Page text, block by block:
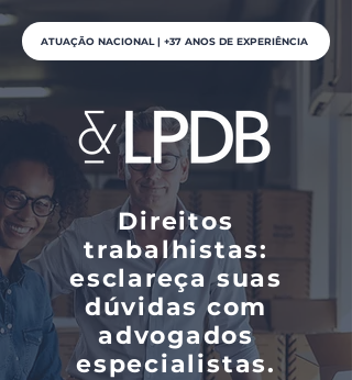
ATUAÇÃO NACIONAL | +37 ANOS DE EXPERIÊNCIA
Direitos
trabalhistas:
esclareça suas
dúvidas com
advogados
especialistas.